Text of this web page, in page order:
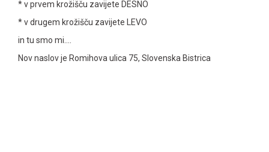
* v prvem krožišču zavijete DESNO
* v drugem krožišču zavijete LEVO
in tu smo mi….
Nov naslov je Romihova ulica 75, Slovenska Bistrica